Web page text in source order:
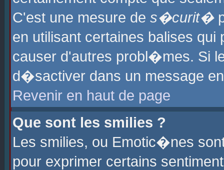
C'est une mesure de s�curit�
en utilisant certaines balises
causer d'autres probl�mes. Si
d�sactiver dans un message
Revenir en haut de page
Que sont les smilies ?
Les smilies, ou Emotic�nes
pour exprimer certains